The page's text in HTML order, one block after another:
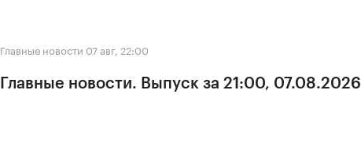
Главные новости 07 авг, 22:00
Главные новости. Выпуск за 21:00, 07.08.2026